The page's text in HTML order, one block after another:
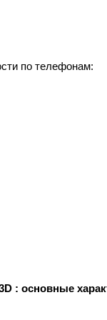
по телефонам:
: основные